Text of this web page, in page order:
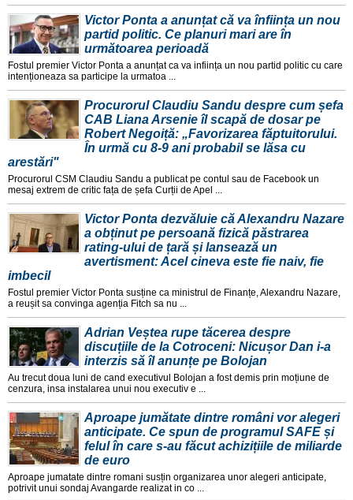
Victor Ponta a anunțat că va înființa un nou
partid politic. Ce planuri mari are în
următoarea perioadă
Fostul premier Victor Ponta a anunțat ca va inființa un nou partid politic cu care
intenționeaza sa participe la urmatoa ...
Procurorul Claudiu Sandu despre cum șefa
CAB Liana Arsenie îl scapă de dosar pe
Robert Negoiță: „Favorizarea făptuitorului.
În urmă cu 8-9 ani probabil se lăsa cu
arestări"
Procurorul CSM Claudiu Sandu a publicat pe contul sau de Facebook un
mesaj extrem de critic fața de șefa Curții de Apel ...
Victor Ponta dezvăluie că Alexandru Nazare
a obținut pe persoană fizică păstrarea
rating-ului de țară și lansează un
avertisment: Acel cineva este fie naiv, fie
imbecil
Fostul premier Victor Ponta susține ca ministrul de Finanțe, Alexandru Nazare,
a reușit sa convinga agenția Fitch sa nu ...
Adrian Veștea rupe tăcerea despre
discuțiile de la Cotroceni: Nicușor Dan i-a
interzis să îl anunțe pe Bolojan
Au trecut doua luni de cand executivul Bolojan a fost demis prin moțiune de
cenzura, insa instalarea unui nou executiv e ...
Aproape jumătate dintre români vor alegeri
anticipate. Ce spun de programul SAFE și
felul în care s-au făcut achizițiile de miliarde
de euro
Aproape jumatate dintre romani susțin organizarea unor alegeri anticipate,
potrivit unui sondaj Avangarde realizat in co ...